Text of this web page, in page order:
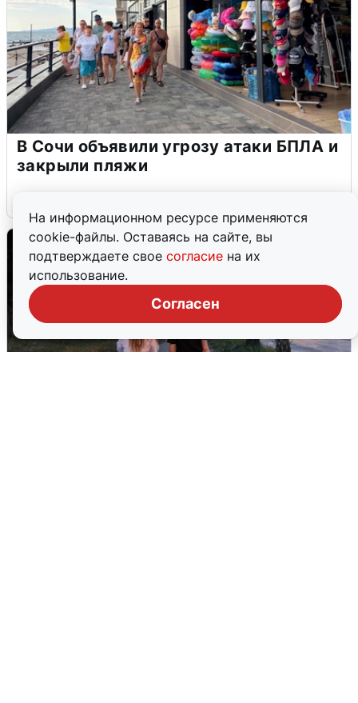
На информационном ресурсе применяются
cookie-файлы. Оставаясь на сайте, вы
подтверждаете свое согласие на их
использование.
Согласен
В Сочи объявили угрозу атаки БПЛА и
закрыли пляжи